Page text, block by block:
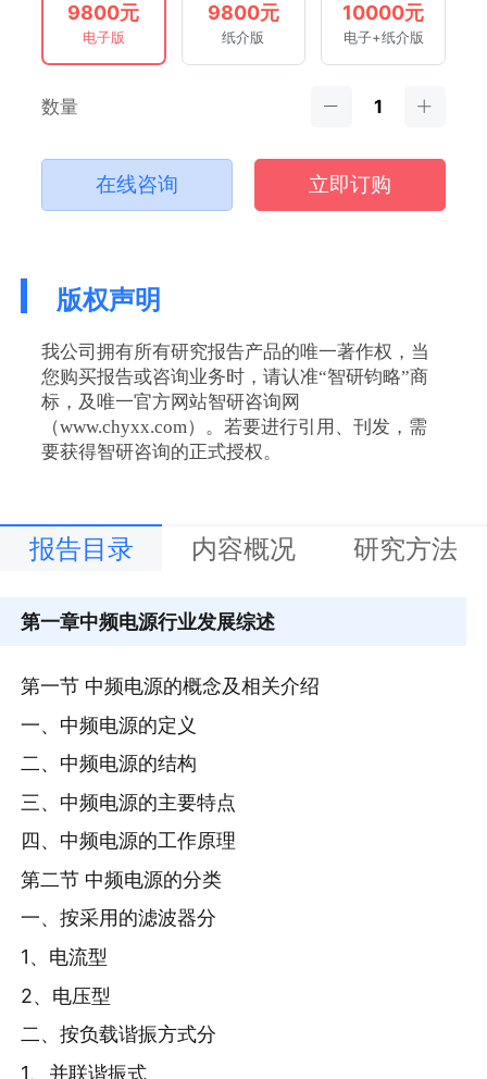
9800元
电子版
9800元
纸介版
10000元
电子+纸介版
数量
在线咨询 立即订购
版权声明
我公司拥有所有研究报告产品的唯一著作权，当
您购买报告或咨询业务时，请认准“智研钧略”商
标，及唯一官方网站智研咨询网
（www.chyxx.com）。若要进行引用、刊发，需
要获得智研咨询的正式授权。
报告目录 内容概况 研究方法
第一章中频电源行业发展综述
第一节 中频电源的概念及相关介绍
一、中频电源的定义
二、中频电源的结构
三、中频电源的主要特点
四、中频电源的工作原理
第二节 中频电源的分类
一、按采用的滤波器分
1、电流型
2、电压型
二、按负载谐振方式分
1、并联谐振式